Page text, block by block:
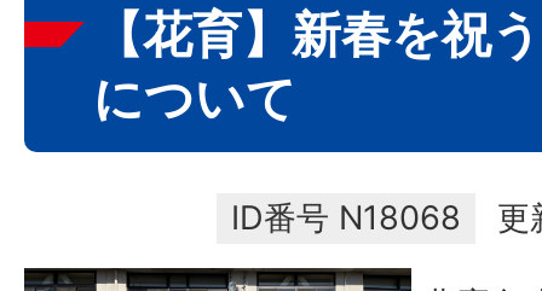
【花育】新春を祝
について
ID番号 N18068 更